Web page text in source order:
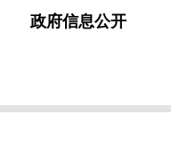
政府信息公开